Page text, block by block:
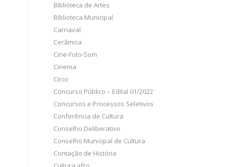
Biblioteca de Artes
Biblioteca Municipal
Carnaval
Cerâmica
Cine-Foto-Som
Cinema
Circo
Concurso Público – Edital 01/2022
Concursos e Processos Seletivos
Conferência de Cultura
Conselho Deliberativo
Conselho Municipal de Cultura
Contação de História